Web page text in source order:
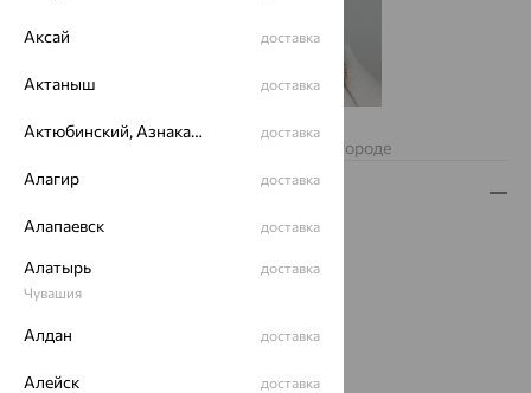
Нет в наличии
Изделие недоступно для заказа в вашем городе
Описание
Вид изделия:
Вес:4.94 — 5.04
Металл:
Проба:
Страна происхождения:
Аксай доставка
Актаныш доставка
Актюбинский, Азнакаевский район доставка
Алагир доставка
Алапаевск доставка
Алатырь
Чувашия
доставка
Алдан доставка
Алейск доставка